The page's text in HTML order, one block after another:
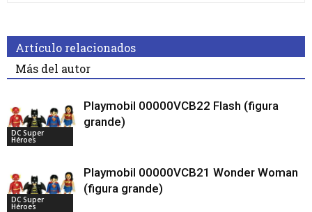
Artículo relacionados
Más del autor
DC Super
Héroes
Playmobil 00000VCB22 Flash (figura
grande)
DC Super
Héroes
Playmobil 00000VCB21 Wonder Woman
(figura grande)